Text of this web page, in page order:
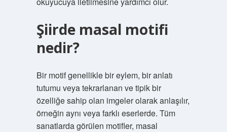
Şiirde masal motifi
nedir?
Bir motif genellikle bir eylem, bir anlatı
tutumu veya tekrarlanan ve tipik bir
özelliğe sahip olan imgeler olarak anlaşılır,
örneğin aynı veya farklı eserlerde. Tüm
sanatlarda görülen motifler, masal